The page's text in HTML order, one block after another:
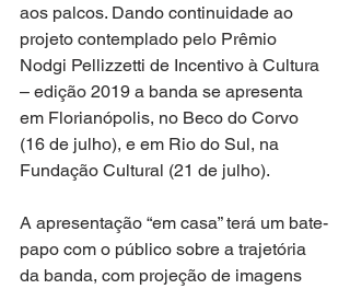
aos palcos. Dando continuidade ao
projeto contemplado pelo Prêmio
Nodgi Pellizzetti de Incentivo à Cultura
– edição 2019 a banda se apresenta
em Florianópolis, no Beco do Corvo
(16 de julho), e em Rio do Sul, na
Fundação Cultural (21 de julho).
A apresentação “em casa” terá um bate-
papo com o público sobre a trajetória
da banda, com projeção de imagens